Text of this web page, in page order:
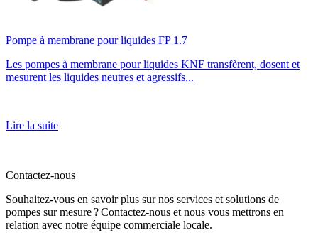
Pompe à membrane pour liquides FP 1.7
Les pompes à membrane pour liquides KNF transfèrent, dosent et
mesurent les liquides neutres et agressifs...
Lire la suite
Contactez-nous
Souhaitez-vous en savoir plus sur nos services et solutions de
pompes sur mesure ? Contactez-nous et nous vous mettrons en
relation avec notre équipe commerciale locale.